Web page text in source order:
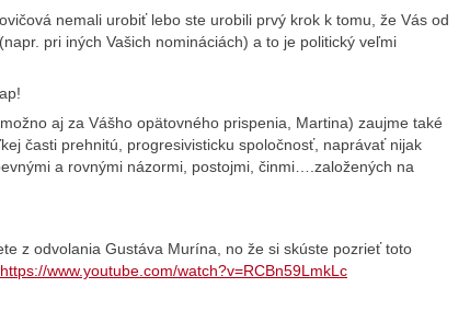
nemali urobiť lebo ste urobili prvý krok k tomu, že Vás od
pri iných Vašich nomináciách) a to je politický veľmi
aj za Vášho opätovného prispenia, Martina) zaujme také
časti prehnitú, progresivisticku spoločnosť, naprávať nijak
a rovnými názormi, postojmi, činmi….založených na
z odvolania Gustáva Murína, no že si skúste pozrieť toto
https://www.youtube.com/watch?v=RCBn59LmkLc